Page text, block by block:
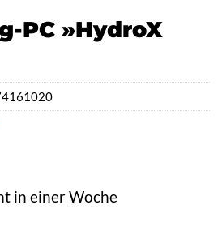
PC »HydroX
in einer Woche